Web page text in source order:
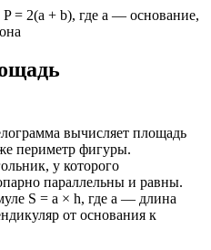
= 2(a + b), где a — основание,
вычисляет площадь
периметр фигуры.
у которого
параллельны и равны.
S = a × h, где a — длина
от основания к